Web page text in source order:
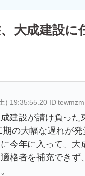
大成建設
) 19:35:55.20
建設が請け負った
の大幅な遅れが
今年に入って、
格者を補充でき